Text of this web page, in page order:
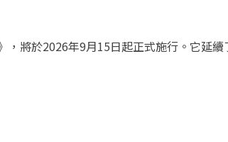
將於2026年9月15日起正式施行。它延